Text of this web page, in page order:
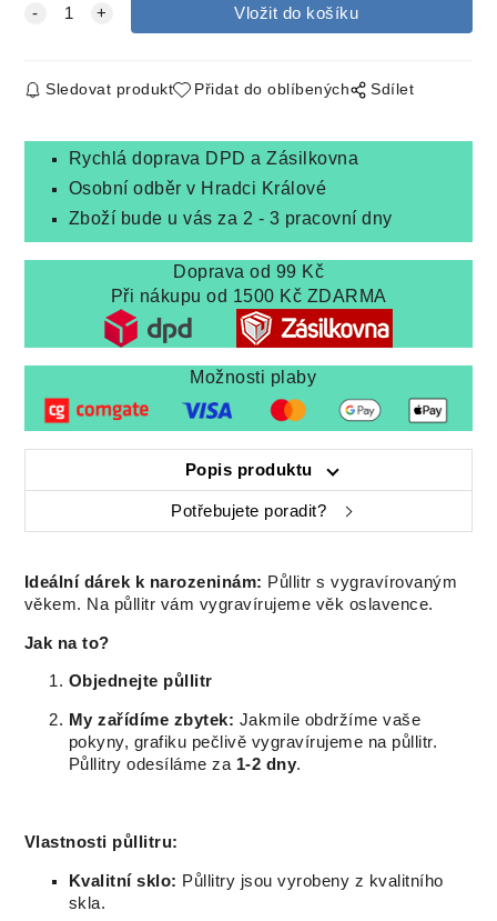
Sledovat produkt Přidat do oblíbených Sdílet
Rychlá doprava DPD a Zásilkovna
Osobní odběr v Hradci Králové
Zboží bude u vás za 2 - 3 pracovní dny
Doprava od 99 Kč
Při nákupu od 1500 Kč ZDARMA
Možnosti plaby
Popis produktu
Potřebujete poradit?
Ideální dárek k narozeninám: Půllitr s vygravírovaným
věkem. Na půllitr vám vygravírujeme věk oslavence.
Jak na to?
Objednejte půllitr
My zařídíme zbytek: Jakmile obdržíme vaše
pokyny, grafiku pečlivě vygravírujeme na půllitr.
Půllitry odesíláme za 1-2 dny.
Vlastnosti půllitru:
Kvalitní sklo: Půllitry jsou vyrobeny z kvalitního
skla.